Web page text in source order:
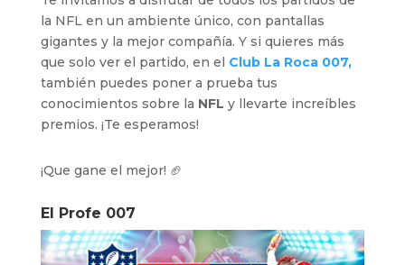
la NFL en un ambiente único, con pantallas
gigantes y la mejor compañía. Y si quieres más
que solo ver el partido, en el Club La Roca 007,
también puedes poner a prueba tus
conocimientos sobre la NFL y llevarte increíbles
premios. ¡Te esperamos!
¡Que gane el mejor! 🏈
El Profe 007